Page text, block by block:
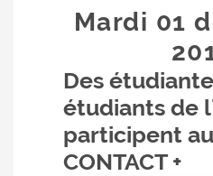
Mardi 01
Des
étudiants de
participent
CONTACT +